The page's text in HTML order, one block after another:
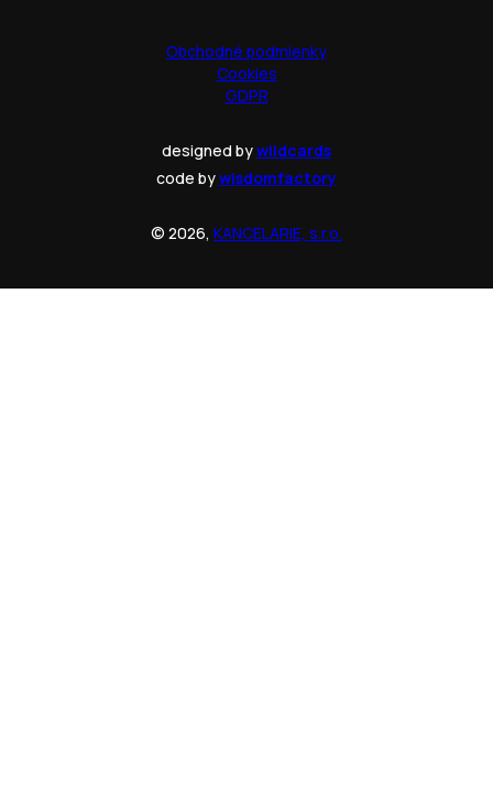
Obchodné podmienky
Cookies
GDPR
designed bywildcards
code bywisdomfactory
© 2026, KANCELARIE, s.r.o.